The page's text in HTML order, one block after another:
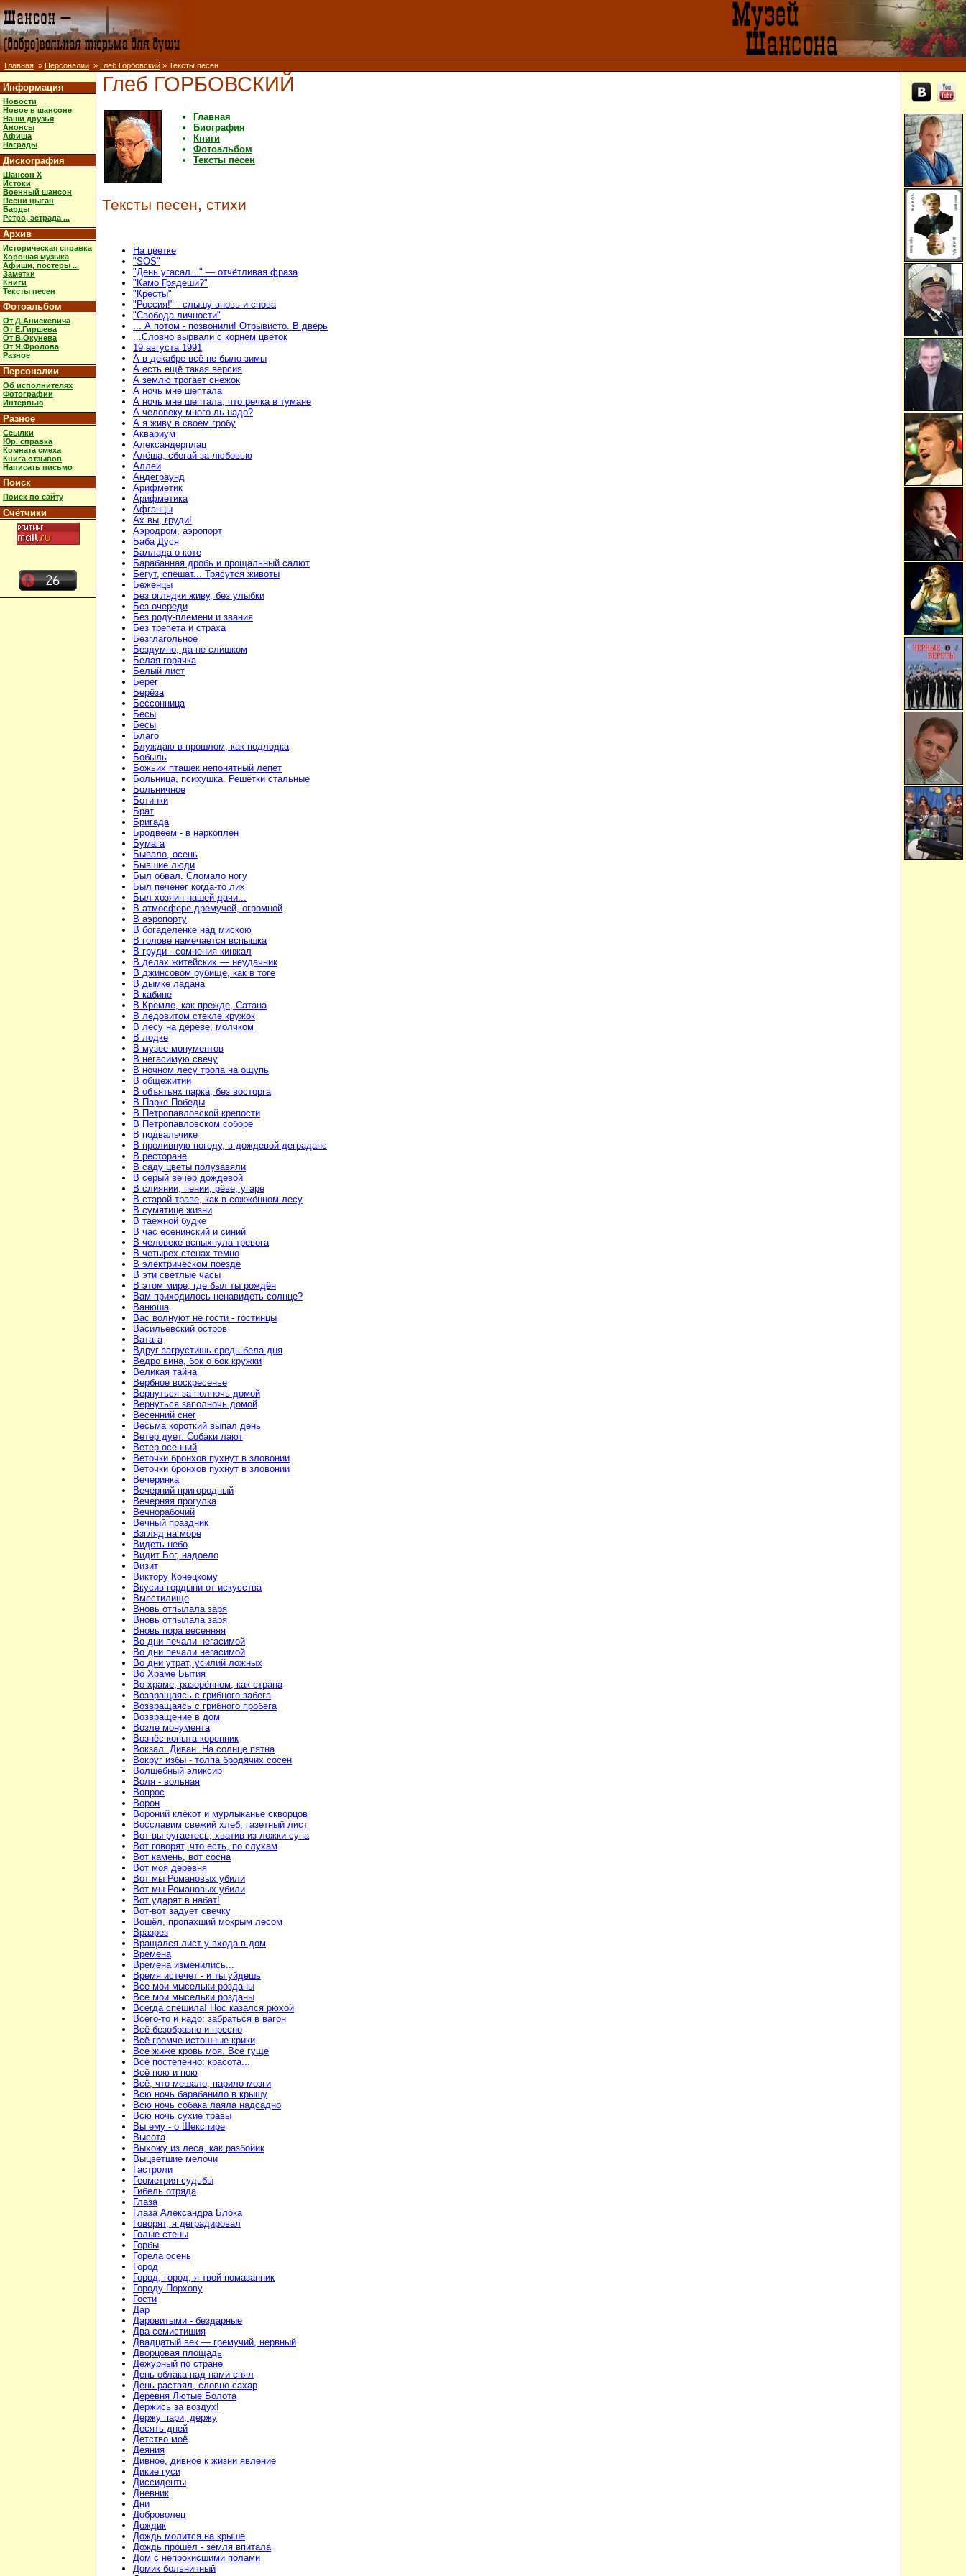
Главная » Персоналии » Глеб Горбовский » Тексты песен
Информация
Новости
Новое в шансоне
Наши друзья
Анонсы
Афиша
Награды
Дискография
Шансон X
Истоки
Военный шансон
Песни цыган
Барды
Ретро, эстрада ...
Архив
Историческая справка
Хорошая музыка
Афиши, постеры ...
Заметки
Книги
Тексты песен
Фотоальбом
От Д.Анискевича
От Е.Гиршева
От В.Окунева
От Я.Фролова
Разное
Персоналии
Об исполнителях
Фотографии
Интервью
Разное
Ссылки
Юр. справка
Комната смеха
Книга отзывов
Написать письмо
Поиск
Поиск по сайту
Счётчики
Глеб ГОРБОВСКИЙ
Главная
Биография
Книги
Фотоальбом
Тексты песен
Тексты песен, стихи
На цветке
"SOS"
"День угасал..." — отчётливая фраза
"Камо Грядеши?"
"Кресты"
"Россия!" - слышу вновь и снова
"Свобода личности"
... А потом - позвонили! Отрывисто. В дверь
...Словно вырвали с корнем цветок
19 августа 1991
А в декабре всё не было зимы
А есть ещё такая версия
А землю трогает снежок
А ночь мне шептала
А ночь мне шептала, что речка в тумане
А человеку много ль надо?
А я живу в своём гробу
Аквариум
Александерплац
Алёша, сбегай за любовью
Аллеи
Андеграунд
Арифметик
Арифметика
Афганцы
Ах вы, груди!
Аэродром, аэропорт
Баба Дуся
Баллада о коте
Барабанная дробь и прощальный салют
Бегут, спешат... Трясутся животы
Беженцы
Без оглядки живу, без улыбки
Без очереди
Без роду-племени и звания
Без трепета и страха
Безглагольное
Бездумно, да не слишком
Белая горячка
Белый лист
Берег
Берёза
Бессонница
Бесы
Бесы
Благо
Блуждаю в прошлом, как подлодка
Бобыль
Божьих пташек непонятный лепет
Больница, психушка. Решётки стальные
Больничное
Ботинки
Брат
Бригада
Бродвеем - в наркоплен
Бумага
Бывало, осень
Бывшие люди
Был обвал. Сломало ногу
Был печенег когда-то лих
Был хозяин нашей дачи...
В атмосфере дремучей, огромной
В аэропорту
В богаделенке над мискою
В голове намечается вспышка
В груди - сомнения кинжал
В делах житейских — неудачник
В джинсовом рубище, как в тоге
В дымке ладана
В кабине
В Кремле, как прежде, Сатана
В ледовитом стекле кружок
В лесу на дереве, молчком
В лодке
В музее монументов
В негасимую свечу
В ночном лесу тропа на ощупь
В общежитии
В объятьях парка, без восторга
В Парке Победы
В Петропавловской крепости
В Петропавловском соборе
В подвальчике
В проливную погоду, в дождевой деграданс
В ресторане
В саду цветы полузавяли
В серый вечер дождевой
В слиянии, пении, рёве, угаре
В старой траве, как в сожжённом лесу
В сумятице жизни
В таёжной будке
В час есенинский и синий
В человеке вспыхнула тревога
В четырех стенах темно
В электрическом поезде
В эти светлые часы
В этом мире, где был ты рождён
Вам приходилось ненавидеть солнце?
Ванюша
Вас волнуют не гости - гостинцы
Васильевский остров
Ватага
Вдруг загрустишь средь бела дня
Ведро вина, бок о бок кружки
Великая тайна
Вербное воскресенье
Вернуться за полночь домой
Вернуться заполночь домой
Весенний снег
Весьма короткий выпал день
Ветер дует. Собаки лают
Ветер осенний
Веточки бронхов пухнут в зловонии
Веточки бронхов пухнут в зловонии
Вечеринка
Вечерний пригородный
Вечерняя прогулка
Вечнорабочий
Вечный праздник
Взгляд на море
Видеть небо
Видит Бог, надоело
Визит
Виктору Конецкому
Вкусив гордыни от искусства
Вместилище
Вновь отпылала заря
Вновь отпылала заря
Вновь пора весенняя
Во дни печали негасимой
Во дни печали негасимой
Во дни утрат, усилий ложных
Во Храме Бытия
Во храме, разорённом, как страна
Возвращаясь с грибного забега
Возвращаясь с грибного пробега
Возвращение в дом
Возле монумента
Вознёс копыта коренник
Вокзал. Диван. На солнце пятна
Вокруг избы - толпа бродячих сосен
Волшебный эликсир
Воля - вольная
Вопрос
Ворон
Вороний клёкот и мурлыканье скворцов
Восславим свежий хлеб, газетный лист
Вот вы ругаетесь, хватив из ложки супа
Вот говорят, что есть, по слухам
Вот камень, вот сосна
Вот моя деревня
Вот мы Романовых убили
Вот мы Романовых убили
Вот ударят в набат!
Вот-вот задует свечку
Вошёл, пропахший мокрым лесом
Вразрез
Вращался лист у входа в дом
Времена
Времена изменились...
Время истечет - и ты уйдешь
Все мои мысельки розданы
Все мои мысельки розданы
Всегда спешила! Нос казался рюхой
Всего-то и надо: забраться в вагон
Всё безобразно и пресно
Всё громче истошные крики
Всё жиже кровь моя. Всё гуще
Всё постепенно: красота...
Всё пою и пою
Всё, что мешало, парило мозги
Всю ночь барабанило в крышу
Всю ночь собака лаяла надсадно
Всю ночь сухие травы
Вы ему - о Шекспире
Высота
Выхожу из леса, как разбойик
Выцветшие мелочи
Гастроли
Геометрия судьбы
Гибель отряда
Глаза
Глаза Александра Блока
Говорят, я деградировал
Голые стены
Горбы
Горела осень
Город
Город, город, я твой помазанник
Городу Порхову
Гости
Дар
Даровитыми - бездарные
Два семистишия
Двадцатый век — гремучий, нервный
Дворцовая площадь
Дежурный по стране
День облака над нами снял
День растаял, словно сахар
Деревня Лютые Болота
Держись за воздух!
Держу пари, держу
Десять дней
Детство моё
Деяния
Дивное, дивное к жизни явление
Дикие гуси
Диссиденты
Дневник
Дни
Доброволец
Дождик
Дождь молится на крыше
Дождь прошёл - земля впитала
Дом с непрокисшими полами
Домик больничный